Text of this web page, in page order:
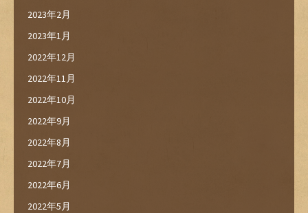
2023年2月
2023年1月
2022年12月
2022年11月
2022年10月
2022年9月
2022年8月
2022年7月
2022年6月
2022年5月